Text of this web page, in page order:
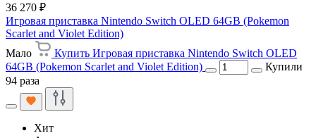
36 270 ₽
Игровая приставка Nintendo Switch OLED 64GB (Pokemon
Scarlet and Violet Edition)
Мало
Купить Игровая приставка Nintendo Switch OLED
64GB (Pokemon Scarlet and Violet Edition)
Купили
94 раза
Хит